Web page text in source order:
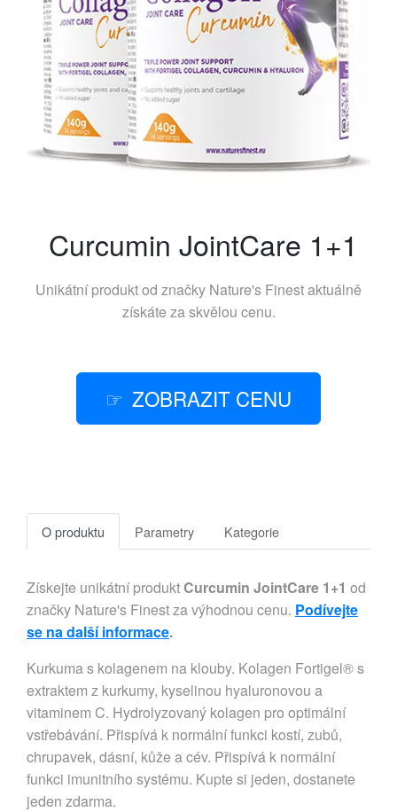
Curcumin JointCare 1+1
Unikátní produkt od značky Nature's Finestaktuálně
získáte za skvělou cenu.
ZOBRAZIT CENU
O produktu Parametry Kategorie
Získejte unikátní produktCurcumin JointCare 1+1 od
značky Nature's Finest za výhodnou cenu. Podívejte
se na další informace.
Kurkuma s kolagenem na klouby. Kolagen Fortigel® s
extraktem z kurkumy, kyselinou hyaluronovou a
vitaminem C. Hydrolyzovaný kolagen pro optimální
vstřebávání. Přispívá k normální funkci kostí, zubů,
chrupavek, dásní, kůže a cév. Přispívá k normální
funkci imunitního systému. Kupte si jeden, dostanete
jeden zdarma.